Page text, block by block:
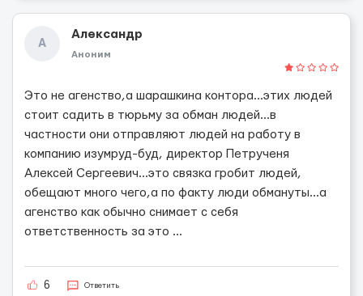
А
Александр
Аноним
Это не агенство,а шарашкина контора...этих людей
стоит садить в тюрьму за обман людей...в
частности они отправляют людей на работу в
компанию изумруд-буд, директор Петрученя
Алексей Сергеевич...это связка гробит людей,
обещают много чего,а по факту люди обмануты...а
агенство как обычно снимает с себя
ответственность за это ...
6 Ответить